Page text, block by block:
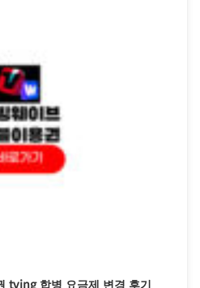
tving 합병 요금제 변경 후기